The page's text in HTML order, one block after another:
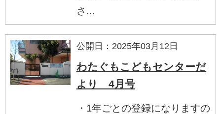
さ...
公開日：2025年03月12日
わたぐもこどもセンターだ
より 4月号
・1年ごとの登録になりますの